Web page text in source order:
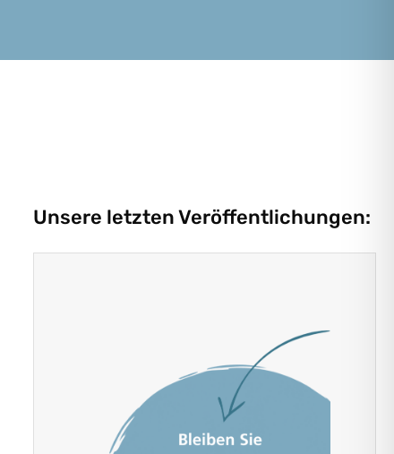
Unsere letzten Veröffentlichungen: